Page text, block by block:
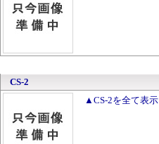
CS-2
▲CS-2を全て表示